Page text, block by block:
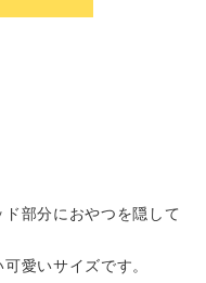
部分におやつを隠して
愛いサイズです。